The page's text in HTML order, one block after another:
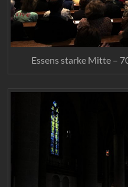
Essens starke Mitte –